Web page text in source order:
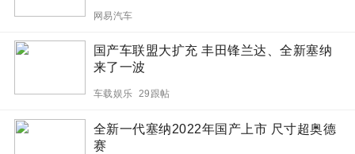
网易汽车
国产车联盟大扩充 丰田锋兰达、全新塞纳
来了一波
车载娱乐 29跟帖
全新一代塞纳2022年国产上市 尺寸超奥德
赛